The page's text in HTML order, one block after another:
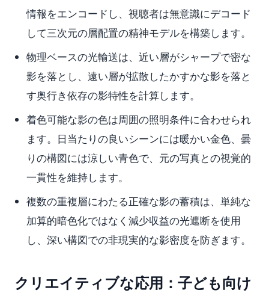
情報をエンコードし、視聴者は無意識にデコード
して三次元の層配置の精神モデルを構築します。
物理ベースの光輸送は、近い層がシャープで密な
影を落とし、遠い層が拡散したかすかな影を落と
す奥行き依存の影特性を計算します。
着色可能な影の色は周囲の照明条件に合わせられ
ます。日当たりの良いシーンには暖かい金色、曇
りの構図には涼しい青色で、元の写真との視覚的
一貫性を維持します。
複数の重複層にわたる正確な影の蓄積は、単純な
加算的暗色化ではなく減少収益の光遮断を使用
し、深い構図での非現実的な影密度を防ぎます。
クリエイティブな応用：子ども向け